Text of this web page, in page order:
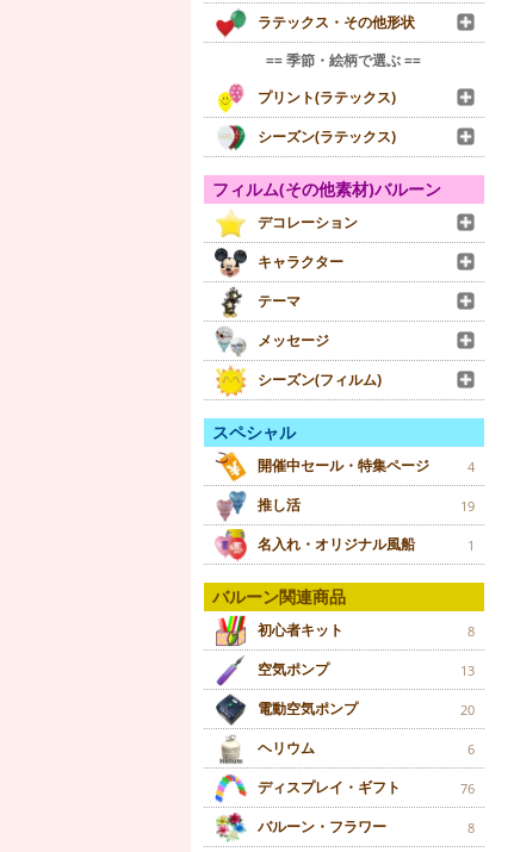
ラテックス・その他形状
== 季節・絵柄で選ぶ ==
プリント(ラテックス)
シーズン(ラテックス)
フィルム(その他素材)バルーン
デコレーション
キャラクター
テーマ
メッセージ
シーズン(フィルム)
スペシャル
開催中セール・特集ページ 4
推し活 19
名入れ・オリジナル風船 1
バルーン関連商品
初心者キット 8
空気ポンプ 13
電動空気ポンプ 20
ヘリウム 6
ディスプレイ・ギフト 76
バルーン・フラワー 8